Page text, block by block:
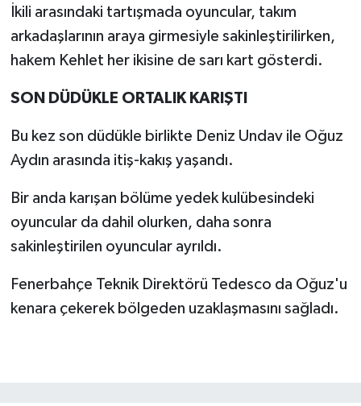
İkili arasındaki tartışmada oyuncular, takım
arkadaşlarının araya girmesiyle sakinleştirilirken,
hakem Kehlet her ikisine de sarı kart gösterdi.
SON DÜDÜKLE ORTALIK KARIŞTI
Bu kez son düdükle birlikte Deniz Undav ile Oğuz
Aydın arasında itiş-kakış yaşandı.
Bir anda karışan bölüme yedek kulübesindeki
oyuncular da dahil olurken, daha sonra
sakinleştirilen oyuncular ayrıldı.
Fenerbahçe Teknik Direktörü Tedesco da Oğuz'u
kenara çekerek bölgeden uzaklaşmasını sağladı.